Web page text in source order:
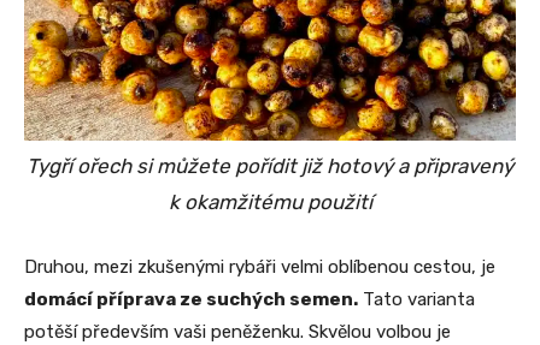
Tygří ořech si můžete pořídit již hotový a připravený
k okamžitému použití
Druhou, mezi zkušenými rybáři velmi oblíbenou cestou, je
domácí příprava ze suchých semen. Tato varianta
potěší především vaši peněženku. Skvělou volbou je